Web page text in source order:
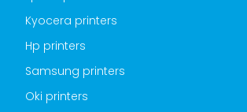
Kyocera printers
Hp printers
Samsung printers
Oki printers